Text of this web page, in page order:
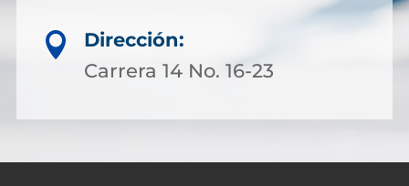

Dirección:
Carrera 14 No. 16-23